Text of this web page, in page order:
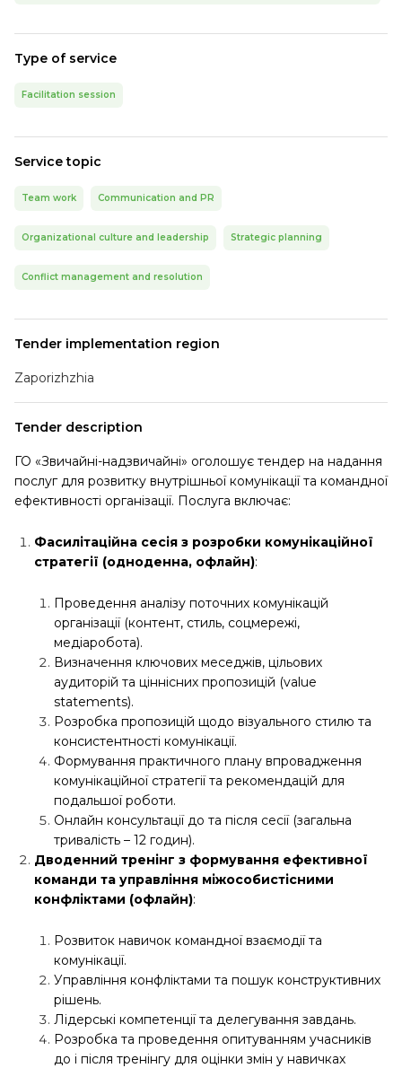
Type of service
Facilitation session
Service topic
Team work Communication and PR
Organizational culture and leadership Strategic planning
Conflict management and resolution
Tender implementation region
Zaporizhzhia
Tender description
ГО «Звичайні-надзвичайні» оголошує тендер на надання
послуг для розвитку внутрішньої комунікації та командної
ефективності організації. Послуга включає:
Фасилітаційна сесія з розробки комунікаційної
стратегії (одноденна, офлайн):
Проведення аналізу поточних комунікацій
організації (контент, стиль, соцмережі,
медіаробота).
Визначення ключових меседжів, цільових
аудиторій та ціннісних пропозицій (value
statements).
Розробка пропозицій щодо візуального стилю та
консистентності комунікації.
Формування практичного плану впровадження
комунікаційної стратегії та рекомендацій для
подальшої роботи.
Онлайн консультації до та після сесії (загальна
тривалість – 12 годин).
Дводенний тренінг з формування ефективної
команди та управління міжособистісними
конфліктами (офлайн):
Розвиток навичок командної взаємодії та
комунікації.
Управління конфліктами та пошук конструктивних
рішень.
Лідерські компетенції та делегування завдань.
Розробка та проведення опитуванням учасників
до і після тренінгу для оцінки змін у навичках